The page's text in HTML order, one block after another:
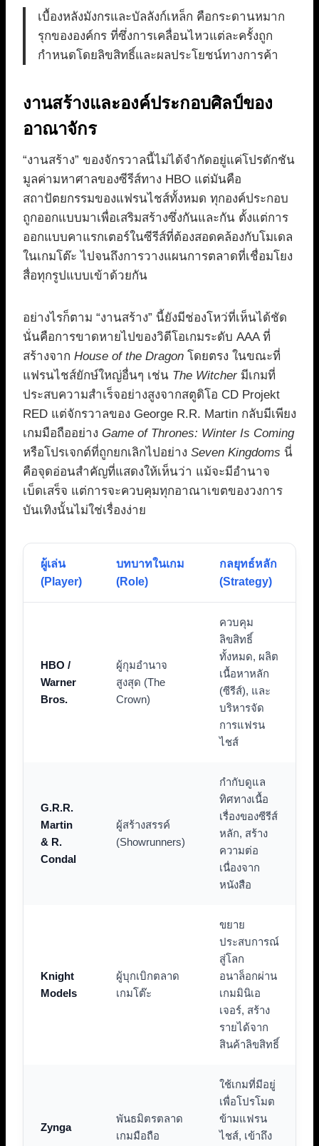
เบื้องหลังมังกรและบัลลังก์เหล็ก คือกระดานหมาก
รุกขององค์กร ที่ซึ่งการเคลื่อนไหวแต่ละครั้งถูก
กำหนดโดยลิขสิทธิ์และผลประโยชน์ทางการค้า
งานสร้างและองค์ประกอบศิลป์ของ
อาณาจักร
“งานสร้าง” ของจักรวาลนี้ไม่ได้จำกัดอยู่แค่โปรดักชัน
มูลค่ามหาศาลของซีรีส์ทาง HBO แต่มันคือ
สถาปัตยกรรมของแฟรนไชส์ทั้งหมด ทุกองค์ประกอบ
ถูกออกแบบมาเพื่อเสริมสร้างซึ่งกันและกัน ตั้งแต่การ
ออกแบบคาแรกเตอร์ในซีรีส์ที่ต้องสอดคล้องกับโมเดล
ในเกมโต๊ะ ไปจนถึงการวางแผนการตลาดที่เชื่อมโยง
สื่อทุกรูปแบบเข้าด้วยกัน
อย่างไรก็ตาม “งานสร้าง” นี้ยังมีช่องโหว่ที่เห็นได้ชัด
นั่นคือการขาดหายไปของวิดีโอเกมระดับ AAA ที่
สร้างจาก House of the Dragon โดยตรง ในขณะที่
แฟรนไชส์ยักษ์ใหญ่อื่นๆ เช่น The Witcherมีเกมที่
ประสบความสำเร็จอย่างสูงจากสตูดิโอ CD Projekt
RED แต่จักรวาลของ George R.R. Martin กลับมีเพียง
เกมมือถืออย่าง Game of Thrones: Winter Is Coming
หรือโปรเจกต์ที่ถูกยกเลิกไปอย่าง Seven Kingdoms นี่
คือจุดอ่อนสำคัญที่แสดงให้เห็นว่า แม้จะมีอำนาจ
เบ็ดเสร็จ แต่การจะควบคุมทุกอาณาเขตของวงการ
บันเทิงนั้นไม่ใช่เรื่องง่าย
ผู้เล่น
(Player)
บทบาทในเกม
(Role)
กลยุทธ์หลัก
(Strategy)
HBO /
Warner
Bros.
ผู้กุมอำนาจ
สูงสุด (The
Crown)
ควบคุม
ลิขสิทธิ์
ทั้งหมด, ผลิต
เนื้อหาหลัก
(ซีรีส์), และ
บริหารจัด
การแฟรน
ไชส์
G.R.R.
Martin
& R.
Condal
ผู้สร้างสรรค์
(Showrunners)
กำกับดูแล
ทิศทางเนื้อ
เรื่องของซีรีส์
หลัก, สร้าง
ความต่อ
เนื่องจาก
หนังสือ
Knight
Models
ผู้บุกเบิกตลาด
เกมโต๊ะ
ขยาย
ประสบการณ์
สู่โลก
อนาล็อกผ่าน
เกมมินิเอ
เจอร์, สร้าง
รายได้จาก
สินค้าลิขสิทธิ์
Zynga
พันธมิตรตลาด
เกมมือถือ
ใช้เกมที่มีอยู่
เพื่อโปรโมต
ข้ามแฟรน
ไชส์, เข้าถึง